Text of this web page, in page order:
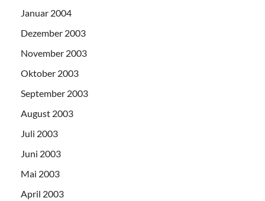
Januar 2004
Dezember 2003
November 2003
Oktober 2003
September 2003
August 2003
Juli 2003
Juni 2003
Mai 2003
April 2003